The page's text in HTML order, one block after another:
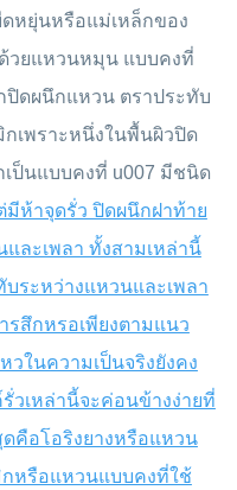
ดหยุ่นหรือแม่เหล็กของ
วยแหวนหมุน แบบคงที่
ดผนึกแหวน ตราประทับ
เพราะหนึ่งในพื้นผิวปิด
ป็นแบบคงที่ u007 มีชนิด
มีห้าจุดรั่ว ปิดผนึกฝาท้าย
ละเพลา ทั้งสามเหล่านี้
ระหว่างแหวนและเพลา
รสึกหรอเพียงตามแนว
ในความเป็นจริงยังคง
วเหล่านี้จะค่อนข้างง่ายที่
คือโอริงยางหรือแหวน
หรือแหวนแบบคงที่ใช้